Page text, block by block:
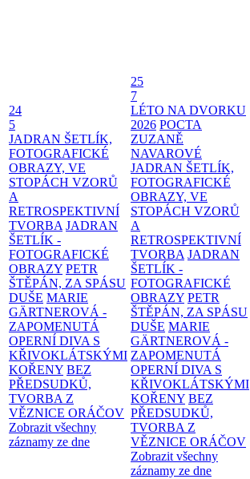
24
5
JADRAN ŠETLÍK,
FOTOGRAFICKÉ
OBRAZY, VE
STOPÁCH VZORŮ
A
RETROSPEKTIVNÍ
TVORBA JADRAN
ŠETLÍK -
FOTOGRAFICKÉ
OBRAZY PETR
ŠTĚPÁN, ZA SPÁSU
DUŠE MARIE
GÄRTNEROVÁ -
ZAPOMENUTÁ
OPERNÍ DIVA S
KŘIVOKLÁTSKÝMI
KOŘENY BEZ
PŘEDSUDKŮ,
TVORBA Z
VĚZNICE ORÁČOV
Zobrazit všechny
záznamy ze dne
25
7
LÉTO NA DVORKU
2026 POCTA
ZUZANĚ
NAVAROVÉ
JADRAN ŠETLÍK,
FOTOGRAFICKÉ
OBRAZY, VE
STOPÁCH VZORŮ
A
RETROSPEKTIVNÍ
TVORBA JADRAN
ŠETLÍK -
FOTOGRAFICKÉ
OBRAZY PETR
ŠTĚPÁN, ZA SPÁSU
DUŠE MARIE
GÄRTNEROVÁ -
ZAPOMENUTÁ
OPERNÍ DIVA S
KŘIVOKLÁTSKÝMI
KOŘENY BEZ
PŘEDSUDKŮ,
TVORBA Z
VĚZNICE ORÁČOV
Zobrazit všechny
záznamy ze dne